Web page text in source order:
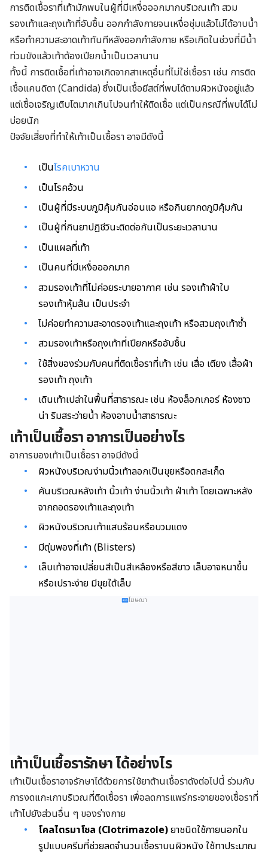
การติดเชื้อราที่เท้ามักพบในผู้ที่มีเหงื่อออกมากบริเวณเท้า สวม
รองเท้าและถุงเท้าที่อับชื้น ออกกำลังกายจนเหงื่อชุ่มแล้วไม่ได้อาบน้ำ
หรือทำความสะอาดเท้าทันทีหลังออกกำลังกาย หรือเกิดในช่วงที่มีน้ำ
ท่วมขังแล้วเท้าต้องเปียกน้ำเป็นเวลานาน
ทั้งนี้ การติดเชื้อที่เท้าอาจเกิดจากสาเหตุอื่นที่ไม่ใช่เชื้อรา เช่น การติด
เชื้อแคนดิดา (Candida) ซึ่งเป็นเชื้อยีสต์ที่พบได้ตามผิวหนังอยู่แล้ว
แต่เชื้อเจริญเติบโตมากเกินไปจนทำให้ติดเชื้อ แต่เป็นกรณีที่พบได้ไม่
บ่อยนัก
ปัจจัยเสี่ยงที่ทำให้เท้าเป็นเชื้อรา อาจมีดังนี้
เป็นโรคเบาหวาน
เป็นโรคอ้วน
เป็นผู้ที่มีระบบภูมิคุ้มกันอ่อนแอ หรือกินยากดภูมิคุ้มกัน
เป็นผู้ที่กินยาปฏิชีวินะติดต่อกันเป็นระยะเวลานาน
เป็นแผลที่เท้า
เป็นคนที่มีเหงื่อออกมาก
สวมรองเท้าที่ไม่ค่อยระบายอากาศ เช่น รองเท้าผ้าใบ
รองเท้าหุ้มส้น เป็นประจำ
ไม่ค่อยทำความสะอาดรองเท้าและถุงเท้า หรือสวมถุงเท้าซ้ำ
สวมรองเท้าหรือถุงเท้าที่เปียกหรืออับชื้น
ใช้สิ่งของร่วมกับคนที่ติดเชื้อราที่เท้า เช่น เสื่อ เตียง เสื้อผ้า
รองเท้า ถุงเท้า
เดินเท้าเปล่าในพื้นที่สาธารณะ เช่น ห้องล็อกเกอร์ ห้องซาว
น่า ริมสระว่ายน้ำ ห้องอาบน้ำสาธารณะ
เท้าเป็นเชื้อรา อาการเป็นอย่างไร
อาการของเท้าเป็นเชื้อรา อาจมีดังนี้
ผิวหนังบริเวณง่ามนิ้วเท้าลอกเป็นขุยหรือตกสะเก็ด
คันบริเวณหลังเท้า นิ้วเท้า ง่ามนิ้วเท้า ฝ่าเท้า โดยเฉพาะหลัง
จากถอดรองเท้าและถุงเท้า
ผิวหนังบริเวณเท้าแสบร้อนหรือบวมแดง
มีตุ่มพองที่เท้า (Blisters)
เล็บเท้าอาจเปลี่ยนสีเป็นสีเหลืองหรือสีขาว เล็บอาจหนาขึ้น
หรือเปราะง่าย มีขุยใต้เล็บ
โฆษณา
เท้าเป็นเชื้อรารักษา ได้อย่างไร
เท้าเป็นเชื้อราอาจรักษาได้ด้วยการใช้ยาต้านเชื้อราดังต่อไปนี้ ร่วมกับ
การงดแกะเกาบริเวณที่ติดเชื้อรา เพื่อลดการแพร่กระจายของเชื้อราที่
เท้าไปยังส่วนอื่น ๆ ของร่างกาย
โคลไตรมาโซล (Clotrimazole)ยาชนิดใช้ภายนอกใน
รูปแบบครีมที่ช่วยลดจำนวนเชื้อราบนผิวหนัง ใช้ทาประมาณ